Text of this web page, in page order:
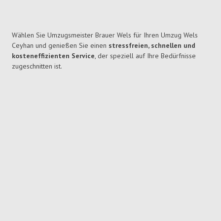
Wählen Sie Umzugsmeister Brauer Wels für Ihren Umzug Wels
Ceyhan und genießen Sie einen stressfreien, schnellen und
kosteneffizienten Service, der speziell auf Ihre Bedürfnisse
zugeschnitten ist.